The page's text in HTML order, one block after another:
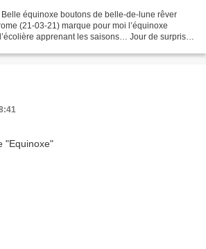
Belle équinoxe boutons de belle-de-lune rêver
(21-03-21) marque pour moi l’équinoxe
apprenant les saisons… Jour de surprise,